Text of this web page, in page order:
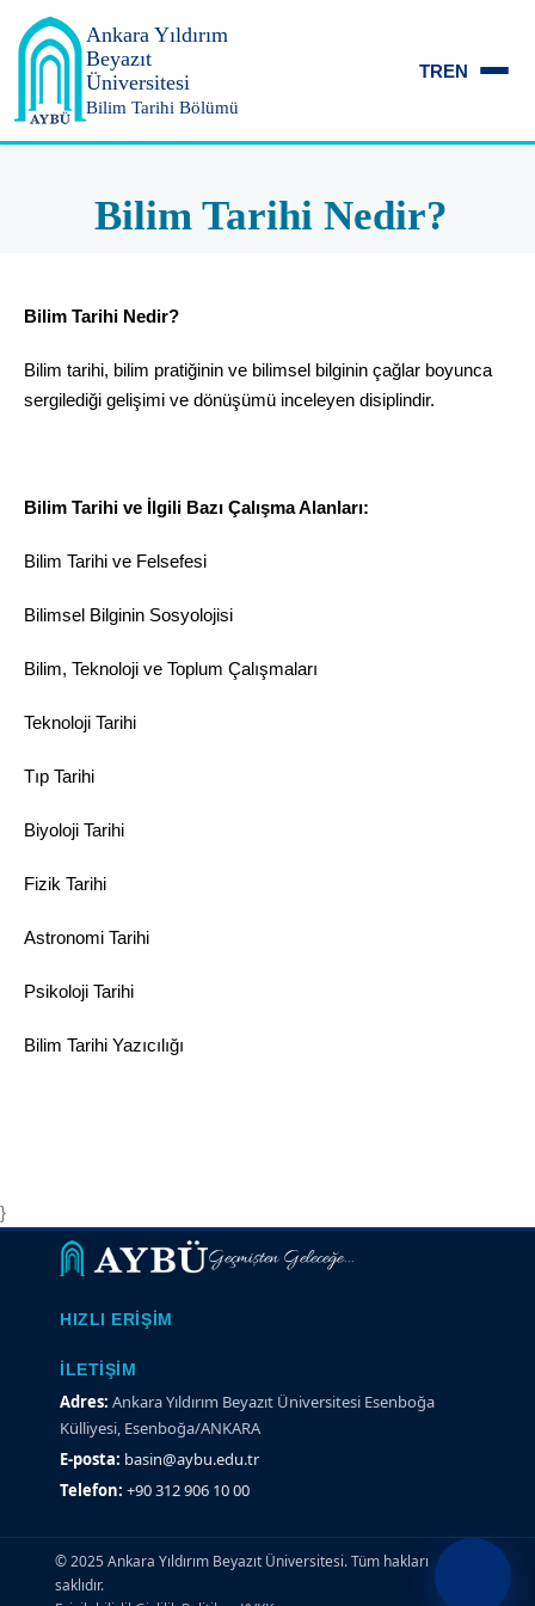
Ankara Yıldırım
Beyazıt
Üniversitesi
Bilim Tarihi Bölümü
TREN
Bilim Tarihi Nedir?
Bilim Tarihi Nedir?
Bilim tarihi, bilim pratiğinin ve bilimsel bilginin çağlar boyunca
sergilediği gelişimi ve dönüşümü inceleyen disiplindir.
Bilim Tarihi ve İlgili Bazı Çalışma Alanları:
Bilim Tarihi ve Felsefesi
Bilimsel Bilginin Sosyolojisi
Bilim, Teknoloji ve Toplum Çalışmaları
Teknoloji Tarihi
Tıp Tarihi
Biyoloji Tarihi
Fizik Tarihi
Astronomi Tarihi
Psikoloji Tarihi
Bilim Tarihi Yazıcılığı
}
Geçmişten Geleceğe...
HIZLI ERIŞIM
İLETIŞIM
Adres: Ankara Yıldırım Beyazıt Üniversitesi Esenboğa
Külliyesi, Esenboğa/ANKARA
E-posta: basin@aybu.edu.tr
Telefon: +90 312 906 10 00
© 2025 Ankara Yıldırım Beyazıt Üniversitesi. Tüm hakları
saklıdır.